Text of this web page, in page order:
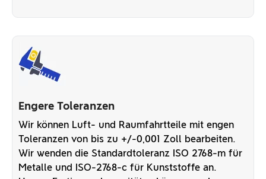
Engere Toleranzen
Wir können Luft- und Raumfahrtteile mit engen
Toleranzen von bis zu +/-0,001 Zoll bearbeiten.
Wir wenden die Standardtoleranz ISO 2768-m für
Metalle und ISO-2768-c für Kunststoffe an.